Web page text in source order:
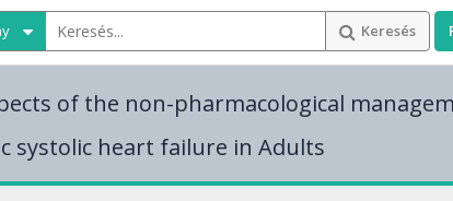
Keresés
of the non-pharmacological
systolic heart failure in Adults